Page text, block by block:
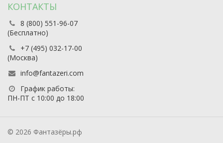
КОНТАКТЫ
8 (800) 551-96-07
(Бесплатно)
+7 (495) 032-17-00
(Москва)
info@fantazeri.com
График работы:
ПН-ПТ с 10:00 до 18:00
© 2026 Фантазёры.рф